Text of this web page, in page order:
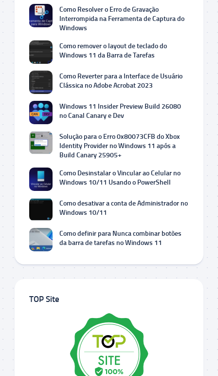
Como Resolver o Erro de Gravação
Interrompida na Ferramenta de Captura do
Windows
Como remover o layout de teclado do
Windows 11 da Barra de Tarefas
Como Reverter para a Interface de Usuário
Clássica no Adobe Acrobat 2023
Windows 11 Insider Preview Build 26080
no Canal Canary e Dev
Solução para o Erro 0x80073CFB do Xbox
Identity Provider no Windows 11 após a
Build Canary 25905+
Como Desinstalar o Vincular ao Celular no
Windows 10/11 Usando o PowerShell
Como desativar a conta de Administrador no
Windows 10/11
Como definir para Nunca combinar botões
da barra de tarefas no Windows 11
TOP Site